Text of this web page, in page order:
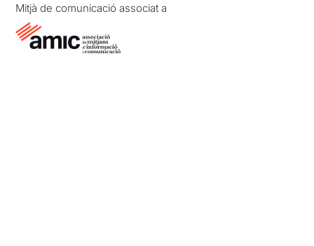
Mitjà de comunicació associat a